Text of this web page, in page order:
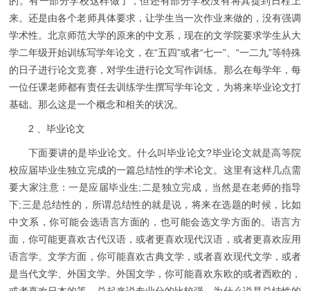
来。还是由各个老师具体要求，让学生当一次作业来做的，没有强调
学术性。北京师范大学的原来的中文系，现在的文学院要求学生从大
学二年级开始训练写学年论文，在“五四”或者“七一”、“一二九”等特殊
的日子进行论文竞赛，对学生进行论文写作训练。那么在每学年，每
一位任课老师都有责任去训练学生撰写学年论文，为将来毕业论文打
基础。那么这是一个概念和相关的状况。
2 、毕业论文
下面要讲的是毕业论文。什么叫毕业论文?毕业论文就是高等院
校应届毕业生独立完成的一篇总结性的学术论文。这里有这样几点需
要大家注意：一是应届毕业生;二是独立完成，当然是在老师的指导
下;三是总结性的，所谓总结性的就是说，将来在选题的时候，比如
中文系，你可能会选语言方面的，也可能会选文学方面的。语言方
面，你可能更喜欢古代汉语，或者更喜欢现代汉语，或者更喜欢应用
语言学。文学方面，你可能喜欢古典文学，或者喜欢现代文学，或者
是当代文学、外国文学。外国文学，你可能喜欢东欧的或者西欧的，